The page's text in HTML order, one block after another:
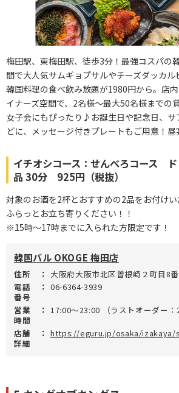
梅田駅、東梅田駅、徒歩3分！最強コスパの
間で大人気サムギョプサルやチーズダッカル
韓国料理の食べ飲み放題が1980円から。店
イナーズ空間で、2名様～最大50名様までの
女子会にもぴったり♪お誕生日や記念日、サ
どに、メッセージ付きプレートもご用意！昼
イチオシコース：せんべろコース
品 30分 925円（税抜）
対象のお酒を2杯とおすすめの2品をお付け
ふらっとお立ち寄りください！！
※15時～17時までに入られた方限定です！
韓国バル OKOGE 梅田店
住所 ： 大阪府大阪市北区曽根崎２町目8
電話
番号
： 06-6364-3939
営業
時間
： 17:00～23:00 （ラストオーダー：
店舗
詳細
： https://eguru.jp/osaka/izakaya/